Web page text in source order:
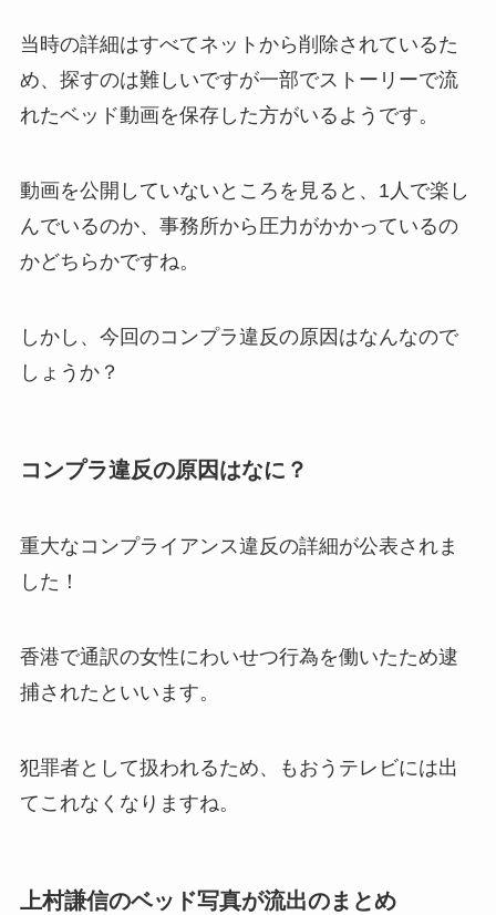
当時の詳細はすべてネットから削除されているた
め、探すのは難しいですが一部でストーリーで流
れたベッド動画を保存した方がいるようです。
動画を公開していないところを見ると、1人で楽し
んでいるのか、事務所から圧力がかかっているの
かどちらかですね。
しかし、今回のコンプラ違反の原因はなんなので
しょうか？
コンプラ違反の原因はなに？
重大なコンプライアンス違反の詳細が公表されま
した！
香港で通訳の女性にわいせつ行為を働いたため逮
捕されたといいます。
犯罪者として扱われるため、もおうテレビには出
てこれなくなりますね。
上村謙信のベッド写真が流出のまとめ